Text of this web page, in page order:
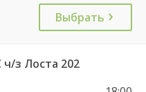
Выбрать
з Лоста 202